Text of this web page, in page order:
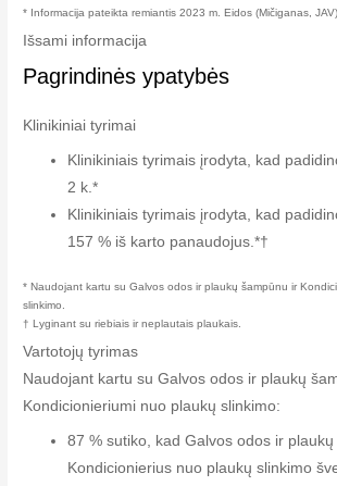
* Informacija pateikta remiantis 2023 m. Eidos (Mičiganas,
Išsami informacija
Pagrindinės ypatybės
Klinikiniai tyrimai
Klinikiniais tyrimais įrodyta, kad
2 k.*
Klinikiniais tyrimais įrodyta, kad
157 % iš karto panaudojus.*†
* Naudojant kartu su Galvos odos ir plaukų šampūnu ir
slinkimo.
† Lyginant su riebiais ir neplautais plaukais.
Vartotojų tyrimas
Naudojant kartu su Galvos odos ir plaukų
Kondicionieriumi nuo plaukų slinkimo:
87 % sutiko, kad Galvos odos ir
Kondicionierius nuo plaukų slinkimo